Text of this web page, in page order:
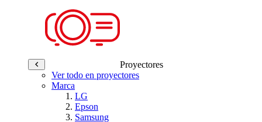
Proyectores
Ver todo en proyectores
Marca
LG
Epson
Samsung